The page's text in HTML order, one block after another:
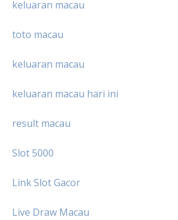
keluaran macau
toto macau
keluaran macau
keluaran macau hari ini
result macau
Slot 5000
Link Slot Gacor
Live Draw Macau